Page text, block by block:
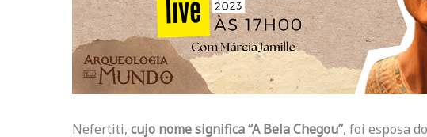
Nefertiti, cujo nome significa “A Bela Chegou”, foi esposa